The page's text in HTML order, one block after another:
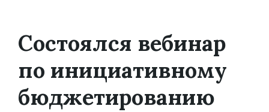
Состоялся вебинар
по инициативному
бюджетированию